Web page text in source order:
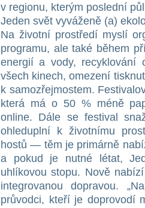
v regionu, kterým poslední
Jeden svět vyváženě (a)
Na životní prostředí myslí
programu, ale také během
energií a vody, recyklování
všech kinech, omezení
k samozřejmostem.
která má o 50 % méně
online. Dále se festival
ohleduplní k životnímu
hostů — těm je primárně
a pokud je nutné létat,
uhlíkovou stopu. Nově
integrovanou dopravou.
průvodci, kteří je doprovodí